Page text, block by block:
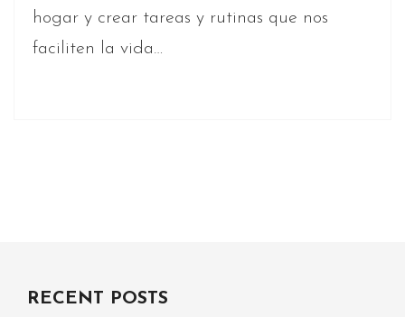
hogar y crear tareas y rutinas que nos
faciliten la vida…
RECENT POSTS